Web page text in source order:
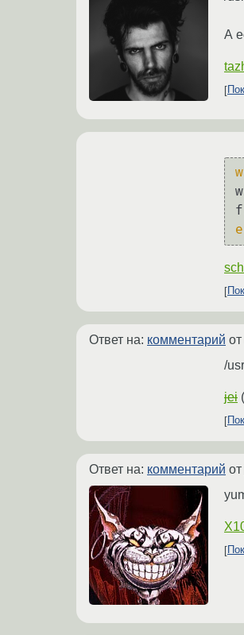
А
Ответ на: комментарий
/
jei (
Ответ на: комментарий